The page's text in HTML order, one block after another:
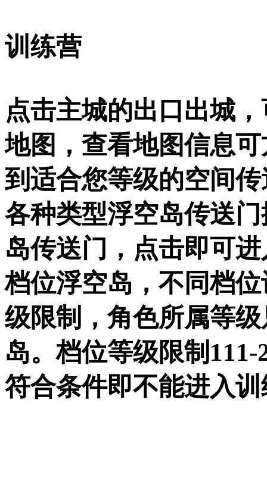
训练营
点击主城的出口出城
地图，查看地图信息
到适合您等级的空间
各种类型浮空岛传送
岛传送门，点击即可
档位浮空岛，不同档
级限制，角色所属等
岛。档位等级限制111-
符合条件即不能进入